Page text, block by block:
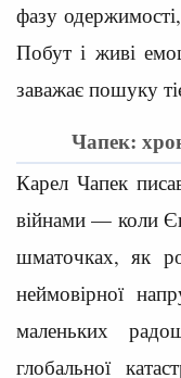
фазу
Побут і живі
заважає пошуку
Чапек:
Карел Чапек
війнами — коли
шматочках, як
неймовірної
маленьких
глобальної